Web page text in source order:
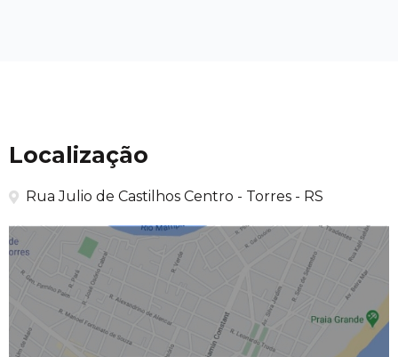
Localização
Rua Julio de Castilhos Centro - Torres - RS